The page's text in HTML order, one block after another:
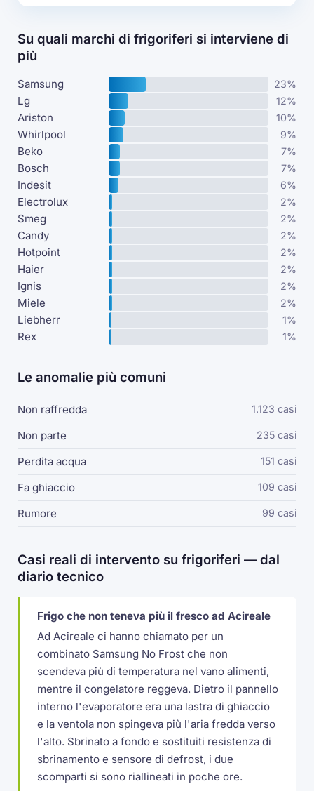
Su quali marchi di frigoriferi si interviene di
più
Samsung 23%
Lg 12%
Ariston 10%
Whirlpool 9%
Beko 7%
Bosch 7%
Indesit 6%
Electrolux 2%
Smeg 2%
Candy 2%
Hotpoint 2%
Haier 2%
Ignis 2%
Miele 2%
Liebherr 1%
Rex 1%
Le anomalie più comuni
Non raffredda 1.123 casi
Non parte 235 casi
Perdita acqua 151 casi
Fa ghiaccio 109 casi
Rumore 99 casi
Casi reali di intervento su frigoriferi — dal
diario tecnico
Frigo che non teneva più il fresco ad Acireale
Ad Acireale ci hanno chiamato per un
combinato Samsung No Frost che non
scendeva più di temperatura nel vano alimenti,
mentre il congelatore reggeva. Dietro il pannello
interno l'evaporatore era una lastra di ghiaccio
e la ventola non spingeva più l'aria fredda verso
l'alto. Sbrinato a fondo e sostituiti resistenza di
sbrinamento e sensore di defrost, i due
scomparti si sono riallineati in poche ore.